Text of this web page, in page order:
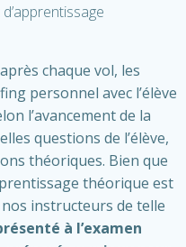
chaque vol, les
personnel avec l’élève
l’avancement de la
questions de l’élève,
théoriques. Bien que
théorique est
instructeurs de telle
à l’examen